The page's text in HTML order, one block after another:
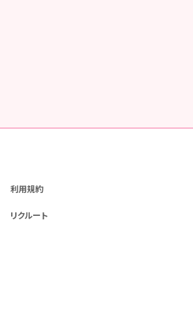
利用規約
リクルート